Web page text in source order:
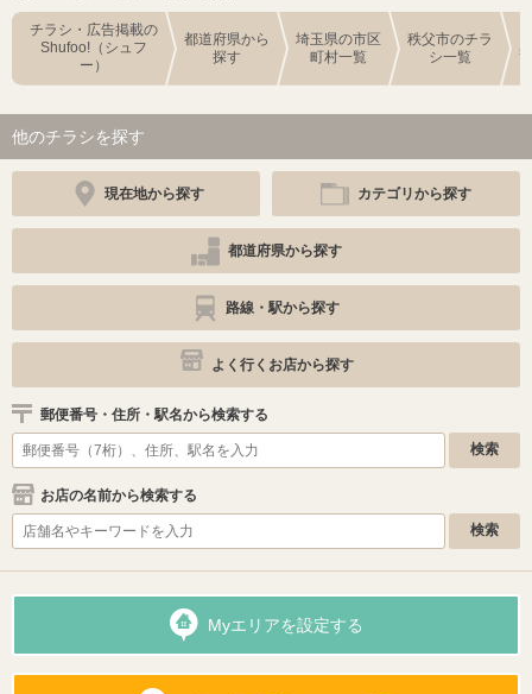
チラシ・広告掲載の
Shufoo!（シュフ
ー）
都道府県から
探す
埼玉県の市区
町村一覧
秩父市のチラ
シ一覧
他のチラシを探す
現在地から探す カテゴリから探す
都道府県から探す
路線・駅から探す
よく行くお店から探す
郵便番号・住所・駅名から検索する
お店の名前から検索する
Myエリアを設定する